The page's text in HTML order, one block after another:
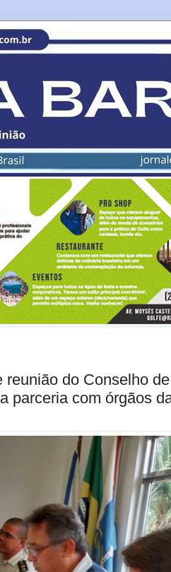
do Conselho
parceria com órgãos